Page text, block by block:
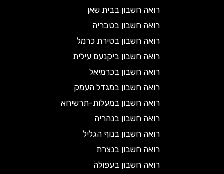
רואה חשבון בבית שאן
רואה חשבון בטבריה
רואה חשבון בטירת כרמל
רואה חשבון ביקנעם עילית
רואה חשבון בכרמיאל
רואה חשבון במגדל העמק
רואה חשבון במעלות-תרשיחא
רואה חשבון בנהריה
רואה חשבון בנוף הגליל
רואה חשבון בנצרת
רואה חשבון בעפולה